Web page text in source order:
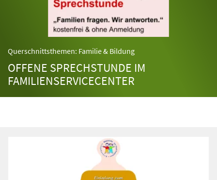
Querschnittsthemen: Familie & Bildung
OFFENE SPRECHSTUNDE IM
FAMILIENSERVICECENTER